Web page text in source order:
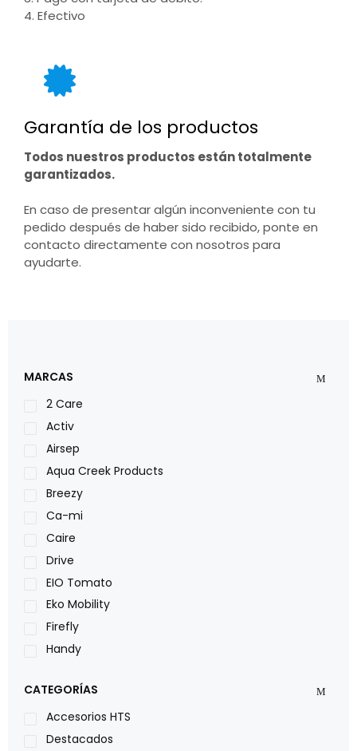
4. Efectivo
Garantía de los productos
Todos nuestros productos están totalmente
garantizados.
En caso de presentar algún inconveniente con tu
pedido después de haber sido recibido, ponte en
contacto directamente con nosotros para
ayudarte.
MARCAS
2 Care
Activ
Airsep
Aqua Creek Products
Breezy
Ca-mi
Caire
Drive
EIO Tomato
Eko Mobility
Firefly
Handy
Leggero
Lumex
Medical Store
CATEGORÍAS
Accesorios HTS
Destacados